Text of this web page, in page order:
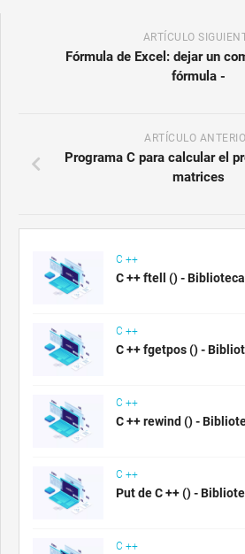
ARTÍCULO
Fórmula de Excel: dejar un
fórmula -
ARTÍCULO
Programa C para calcular el
matrices
C ++
C ++ ftell () -
C ++
C ++ fgetpos () -
C ++
C ++ rewind () -
C ++
Put de C ++ () -
C ++